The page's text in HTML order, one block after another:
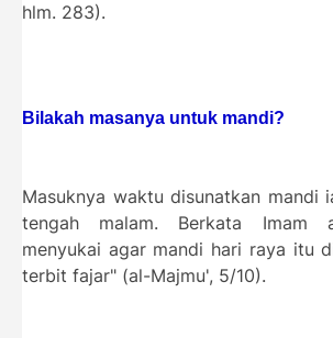
hlm. 283).
Bilakah masanya untuk mandi?
Masuknya waktu disunatkan mandi
tengah malam. Berkata Imam
menyukai agar mandi hari raya itu
terbit fajar" (al-Majmu', 5/10).